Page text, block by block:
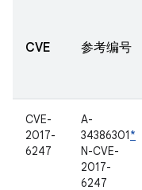
CVE 参考编号
CVE-
2017-
6247
A-
34386301*
N-CVE-
2017-
6247